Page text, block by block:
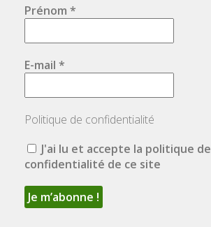
Prénom *
E-mail *
Politique de confidentialité
J'ai lu et accepte la politique de
confidentialité de ce site